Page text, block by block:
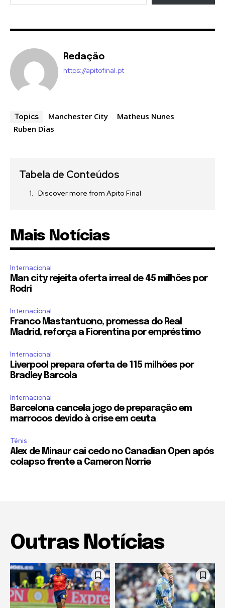
Redação
https://apitofinal.pt
Topics Manchester City
Matheus Nunes
Ruben Dias
Tabela de Conteúdos
Discover more from Apito Final
Mais Notícias
Internacional
Man city rejeita oferta irreal de 45 milhões por
Rodri
Internacional
Franco Mastantuono, promessa do Real
Madrid, reforça a Fiorentina por empréstimo
Internacional
Liverpool prepara oferta de 115 milhões por
Bradley Barcola
Internacional
Barcelona cancela jogo de preparação em
marrocos devido à crise em ceuta
Ténis
Alex de Minaur cai cedo no Canadian Open após
colapso frente a Cameron Norrie
Outras Notícias